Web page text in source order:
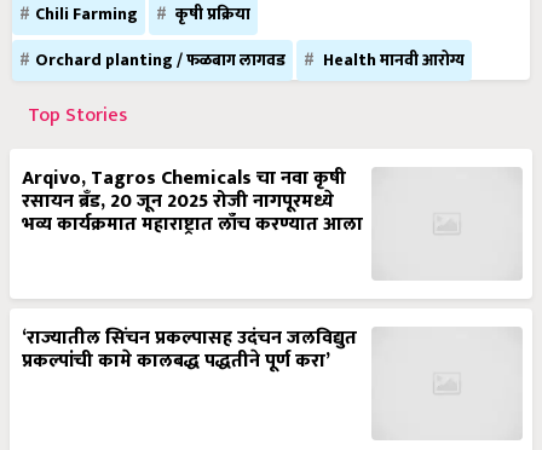
Chili Farming
कृषी प्रक्रिया
Orchard planting / फळबाग लागवड
Health मानवी आरोग्य
Top Stories
Arqivo, Tagros Chemicals चा नवा कृषी
रसायन ब्रँड, 20 जून 2025 रोजी नागपूरमध्ये
भव्य कार्यक्रमात महाराष्ट्रात लाँच करण्यात आला
‘राज्यातील सिंचन प्रकल्पासह उदंचन जलविद्युत
प्रकल्पांची कामे कालबद्ध पद्धतीने पूर्ण करा’